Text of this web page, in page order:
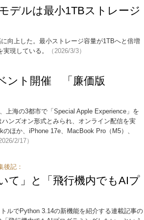
デルは最小1TBストレージ
向上した。最小ストレージ容量が1TBへと倍増
現している。
（2026/3/3）
ント開催 「廉価版
上海の3都市で「Special Apple Experience」を
ンズオン形式とみられ、オンライン配信を実
ほか、iPhone 17e、MacBook Pro（M5）、
2/17）
記：
て」と「飛行機内でもAIプ
ルでPython 3.14の新機能を紹介する連載記事の